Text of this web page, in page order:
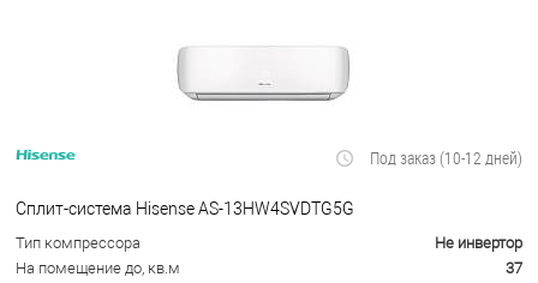
Под заказ (10-12 дней)
Сплит-система Hisense AS-13HW4SVDTG5G
Тип компрессора
Не инвертор
На помещение до, кв.м
37